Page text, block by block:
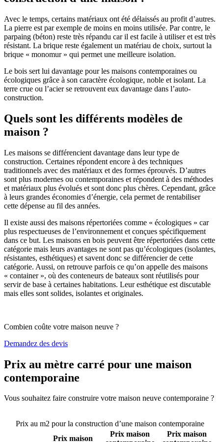
Avec le temps, certains matériaux ont été délaissés au profit d’autres.
La pierre est par exemple de moins en moins utilisée. Par contre, le
parpaing (béton) reste très répandu car il est facile à utiliser et est très
résistant. La brique reste également un matériau de choix, surtout la
brique « monomur » qui permet une meilleure isolation.
Le bois sert lui davantage pour les maisons contemporaines ou
écologiques grâce à son caractère écologique, noble et isolant. La
terre crue ou l’acier se retrouvent eux davantage dans l’auto-
construction.
Quels sont les différents modèles de
maison ?
Les maisons se différencient davantage dans leur type de
construction. Certaines répondent encore à des techniques
traditionnels avec des matériaux et des formes éprouvés. D’autres
sont plus modernes ou contemporaines et répondent à des méthodes
et matériaux plus évolués et sont donc plus chères. Cependant, grâce
à leurs grandes économies d’énergie, cela permet de rentabiliser
cette dépense au fil des années.
Il existe aussi des maisons répertoriées comme « écologiques » car
plus respectueuses de l’environnement et conçues spécifiquement
dans ce but. Les maisons en bois peuvent être répertoriées dans cette
catégorie mais leurs avantages ne sont pas qu’écologiques (isolantes,
résistantes, esthétiques) et savent donc se différencier de cette
catégorie. Aussi, on retrouve parfois ce qu’on appelle des maisons
« container », où des conteneurs de bateaux sont réutilisés pour
servir de base à certaines habitations. Leur esthétique est discutable
mais elles sont solides, isolantes et originales.
Combien coûte votre maison neuve ?
Demandez des devis
Prix au mètre carré pour une maison
contemporaine
Vous souhaitez faire construire votre maison neuve contemporaine ?
Prix au m2 pour la construction d’une maison contemporaine
Prix maison
Prix maison
Prix maison